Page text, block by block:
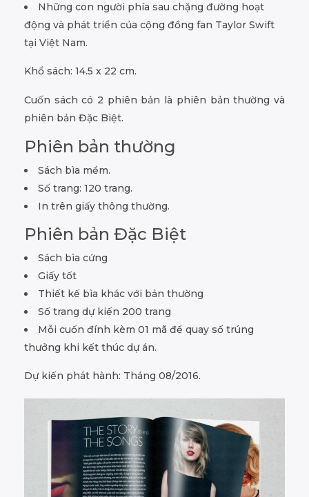
Những con người phía sau chặng đường hoạt
động và phát triển của cộng đồng fan Taylor Swift
tại Việt Nam.
Khổ sách: 14.5 x 22 cm.
Cuốn sách có 2 phiên bản là phiên bản thường và
phiên bản Đặc Biệt.
Phiên bản thường
Sách bìa mềm.
Số trang: 120 trang.
In trên giấy thông thường.
Phiên bản Đặc Biệt
Sách bìa cứng
Giấy tốt
Thiết kế bìa khác với bản thường
Số trang dự kiến 200 trang
Mỗi cuốn đính kèm 01 mã để quay số trúng
thưởng khi kết thúc dự án.
Dự kiến phát hành: Tháng 08/2016.